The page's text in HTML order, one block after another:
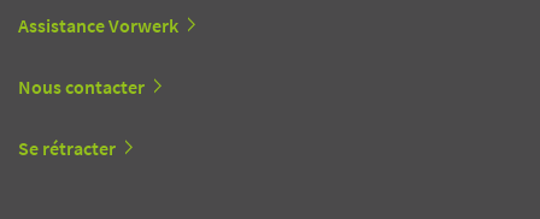
Assistance Vorwerk
Nous contacter
Se rétracter